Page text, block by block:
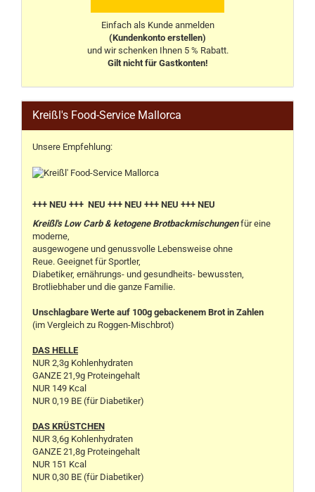
Einfach als Kunde anmelden
(Kundenkonto erstellen)
und wir schenken Ihnen 5 % Rabatt.
Gilt nicht für Gastkonten!
Kreißl's Food-Service Mallorca
Unsere Empfehlung:
+++ NEU +++ NEU +++ NEU +++ NEU +++ NEU
Kreißl's Low Carb & ketogene Brotbackmischungenfür eine
moderne,
ausgewogene und genussvolle Lebensweise ohne
Reue. Geeignet für Sportler,
Diabetiker, ernährungs- und gesundheits- bewussten,
Brotliebhaber und die ganze Familie.
Unschlagbare Werte auf 100g gebackenem Brot in Zahlen
(im Vergleich zu Roggen-Mischbrot)
DAS HELLE
NUR 2,3g Kohlenhydraten
GANZE 21,9g Proteingehalt
NUR 149 Kcal
NUR 0,19 BE (für Diabetiker)
DAS KRÜSTCHEN
NUR 3,6g Kohlenhydraten
GANZE 21,8g Proteingehalt
NUR 151 Kcal
NUR 0,30 BE (für Diabetiker)